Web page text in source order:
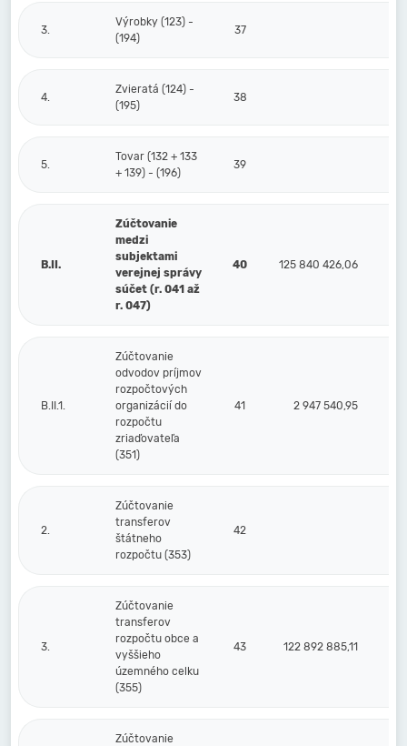
3.
Výrobky (123) -
(194)
37
4.
Zvieratá (124) -
(195)
38
5.
Tovar (132 + 133
+ 139) - (196)
39
B.II.
Zúčtovanie
medzi
subjektami
verejnej správy
súčet (r. 041 až
r. 047)
40 125 840 426,06
B.II.1.
Zúčtovanie
odvodov príjmov
rozpočtových
organizácií do
rozpočtu
zriaďovateľa
(351)
41 2 947 540,95
2.
Zúčtovanie
transferov
štátneho
rozpočtu (353)
42
3.
Zúčtovanie
transferov
rozpočtu obce a
vyššieho
územného celku
(355)
43 122 892 885,11
Zúčtovanie